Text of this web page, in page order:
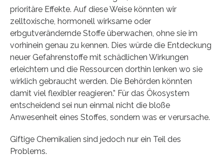
prioritäre Effekte. Auf diese Weise könnten wir
zelltoxische, hormonell wirksame oder
erbgutverändernde Stoffe überwachen, ohne sie im
vorhinein genau zu kennen. Dies würde die Entdeckung
neuer Gefahrenstoffe mit schädlichen Wirkungen
erleichtern und die Ressourcen dorthin lenken wo sie
wirklich gebraucht werden. Die Behörden könnten
damit viel flexibler reagieren.” Für das Ökosystem
entscheidend sei nun einmal nicht die bloße
Anwesenheit eines Stoffes, sondern was er verursache.
Giftige Chemikalien sind jedoch nur ein Teil des
Problems.